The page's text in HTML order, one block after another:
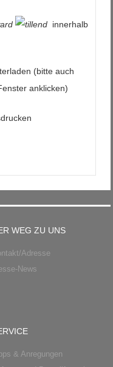
innerhalb
(bitte auch
anklicken)
WEG ZU UNS
Adresse
News
& Anregungen